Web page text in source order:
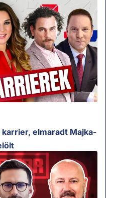
elmaradt Majka-